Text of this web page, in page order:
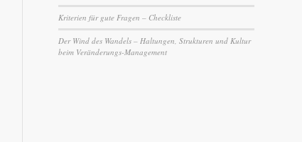
Kriterien für gute Fragen – Checkliste
Der Wind des Wandels – Haltungen, Strukturen und Kultur
beim Veränderungs-Management